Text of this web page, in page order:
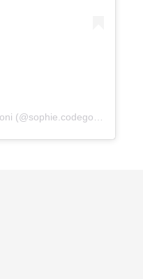
Un post condiviso da Sophie Codegoni (@sophie.codegoni)